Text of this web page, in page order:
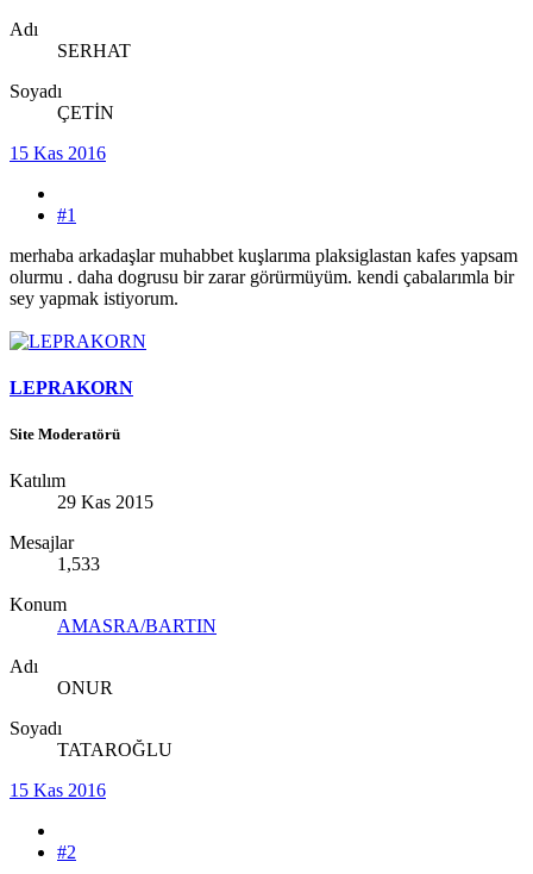
Adı
SERHAT
Soyadı
ÇETİN
15 Kas 2016
#1
merhaba arkadaşlar muhabbet kuşlarıma plaksiglastan kafes yapsam
olurmu . daha dogrusu bir zarar görürmüyüm. kendi çabalarımla bir
sey yapmak istiyorum.
LEPRAKORN
Site Moderatörü
Katılım
29 Kas 2015
Mesajlar
1,533
Konum
AMASRA/BARTIN
Adı
ONUR
Soyadı
TATAROĞLU
15 Kas 2016
#2